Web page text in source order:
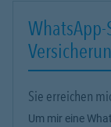
Sie erreichen
Um mir eine